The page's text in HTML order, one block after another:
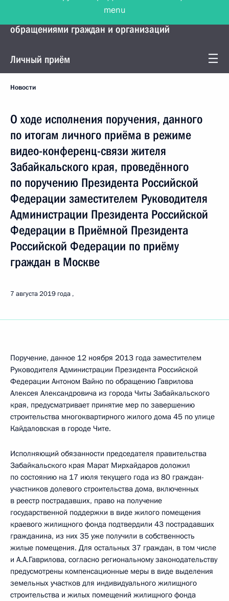
Управление Президента по работе с
обращениями граждан и организаций
Личный приём
Новости
О ходе исполнения поручения, данного
по итогам личного приёма в режиме
видео-конференц-связи жителя
Забайкальского края, проведённого
по поручению Президента Российской
Федерации заместителем Руководителя
Администрации Президента Российской
Федерации в Приёмной Президента
Российской Федерации по приёму
граждан в Москве
7 августа 2019 года
Поручение, данное 12 ноября 2013 года заместителем
Руководителя Администрации Президента Российской
Федерации Антоном Вайно по обращению Гаврилова
Алексея Александровича из города Читы Забайкальского
края, предусматривает принятие мер по завершению
строительства многоквартирного жилого дома 45 по улице
Кайдаловская в городе Чите.
Исполняющий обязанности председателя правительства
Забайкальского края Марат Мирхайдаров доложил
по состоянию на 17 июля текущего года из 80 граждан-
участников долевого строительства дома, включенных
в реестр пострадавших, право на получение
государственной поддержки в виде жилого помещения
краевого жилищного фонда подтвердили 43 пострадавших
гражданина, из них 35 уже получили в собственность
жилые помещения. Для остальных 37 граждан, в том числе
и А.А.Гаврилова, согласно региональному законодательству
предусмотрены компенсационные меры в виде выделения
земельных участков для индивидуального жилищного
строительства и жилых помещений жилищного фонда